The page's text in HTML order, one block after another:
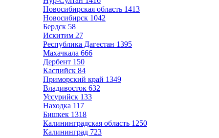
Новосибирская область 1413
Новосибирск 1042
Бердск 58
Искитим 27
Республика Дагестан 1395
Махачкала 666
Дербент 150
Каспийск 84
Приморский край 1349
Владивосток 632
Уссурийск 133
Находка 117
Бишкек 1318
Калининградская область 1250
Калининград 723